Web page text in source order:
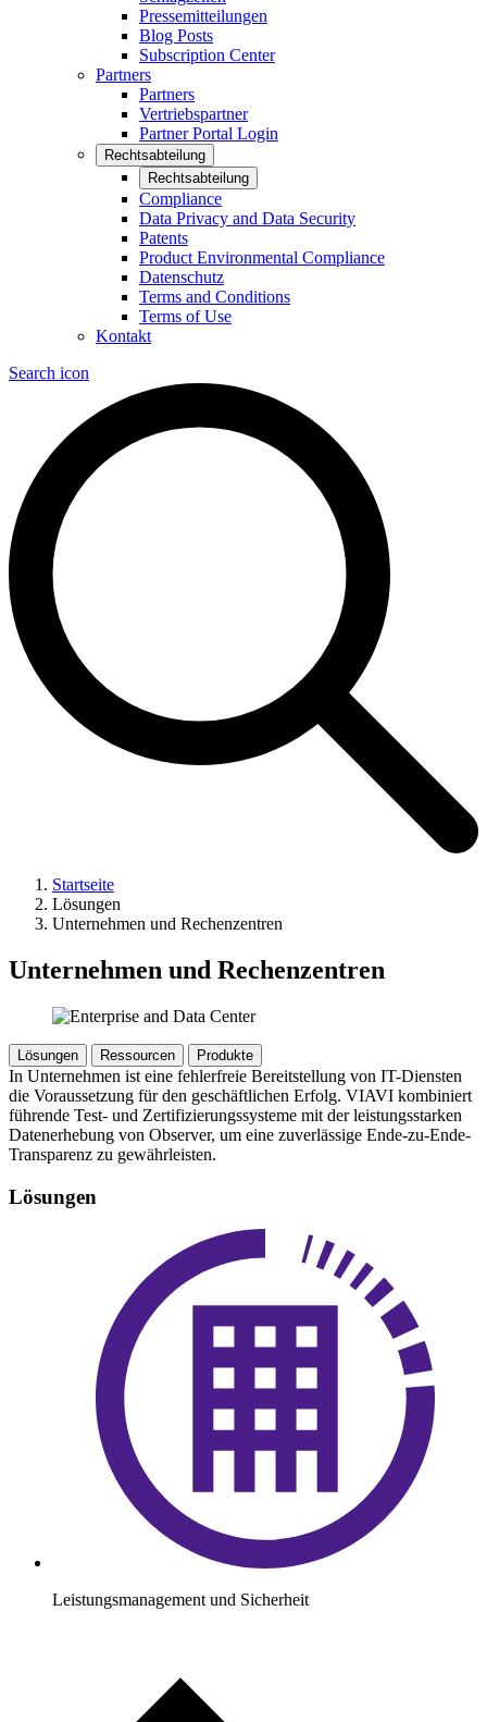
Pressemitteilungen
Blog Posts
Subscription Center
Partners
Partners
Vertriebspartner
Partner Portal Login
Rechtsabteilung
Rechtsabteilung
Compliance
Data Privacy and Data Security
Patents
Product Environmental Compliance
Datenschutz
Terms and Conditions
Terms of Use
Kontakt
Search icon
Startseite
Lösungen
Unternehmen und Rechenzentren
Unternehmen und Rechenzentren
Lösungen Ressourcen Produkte
In Unternehmen ist eine fehlerfreie Bereitstellung von IT-Diensten
die Voraussetzung für den geschäftlichen Erfolg. VIAVI kombiniert
führende Test- und Zertifizierungssysteme mit der leistungsstarken
Datenerhebung von Observer, um eine zuverlässige Ende-zu-Ende-
Transparenz zu gewährleisten.
Lösungen
Leistungsmanagement und Sicherheit